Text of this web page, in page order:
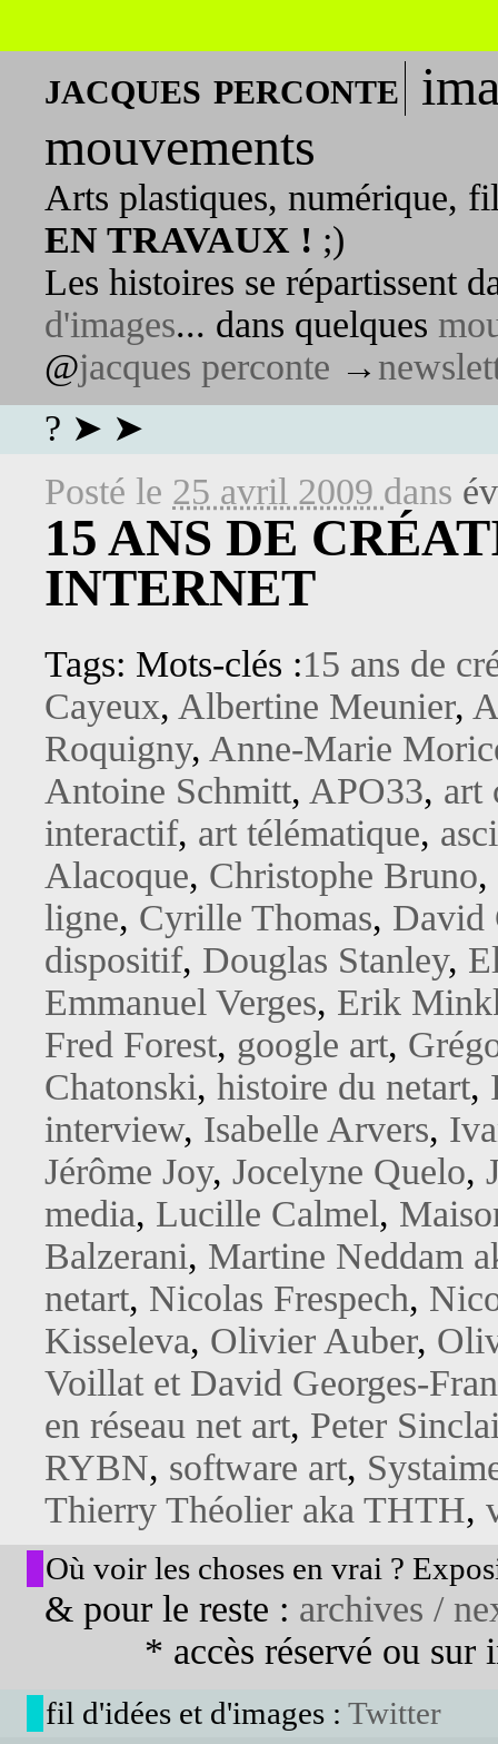
jacques perconte
mouvements
Arts plastiques, numérique,
EN TRAVAUX ! ;)
Les histoires se répartissent
d'images... dans quelques
@jacques perconte →
? ➤ ➤
Posté le 25 avril 2009 dans
15 ANS DE
INTERNET
Tags: Mots-clés :15 ans de
Cayeux, Albertine Meunier,
Roquigny, Anne-Marie
Antoine Schmitt, APO33, art
interactif, art télématique,
Alacoque, Christophe Bruno,
ligne, Cyrille Thomas, David
dispositif, Douglas Stanley,
Emmanuel Verges, Erik
Fred Forest, google art,
Chatonski, histoire du netart,
interview, Isabelle Arvers,
Jérôme Joy, Jocelyne Quelo,
media, Lucille Calmel,
Balzerani, Martine Neddam
netart, Nicolas Frespech,
Kisseleva, Olivier Auber,
Voillat et David Georges-
en réseau net art, Peter
RYBN, software art,
Thierry Théolier aka THTH,
Où voir les choses en vrai ?
& pour le reste : archives /
* accès réservé ou sur
fil d'idées et d'images : Twitter